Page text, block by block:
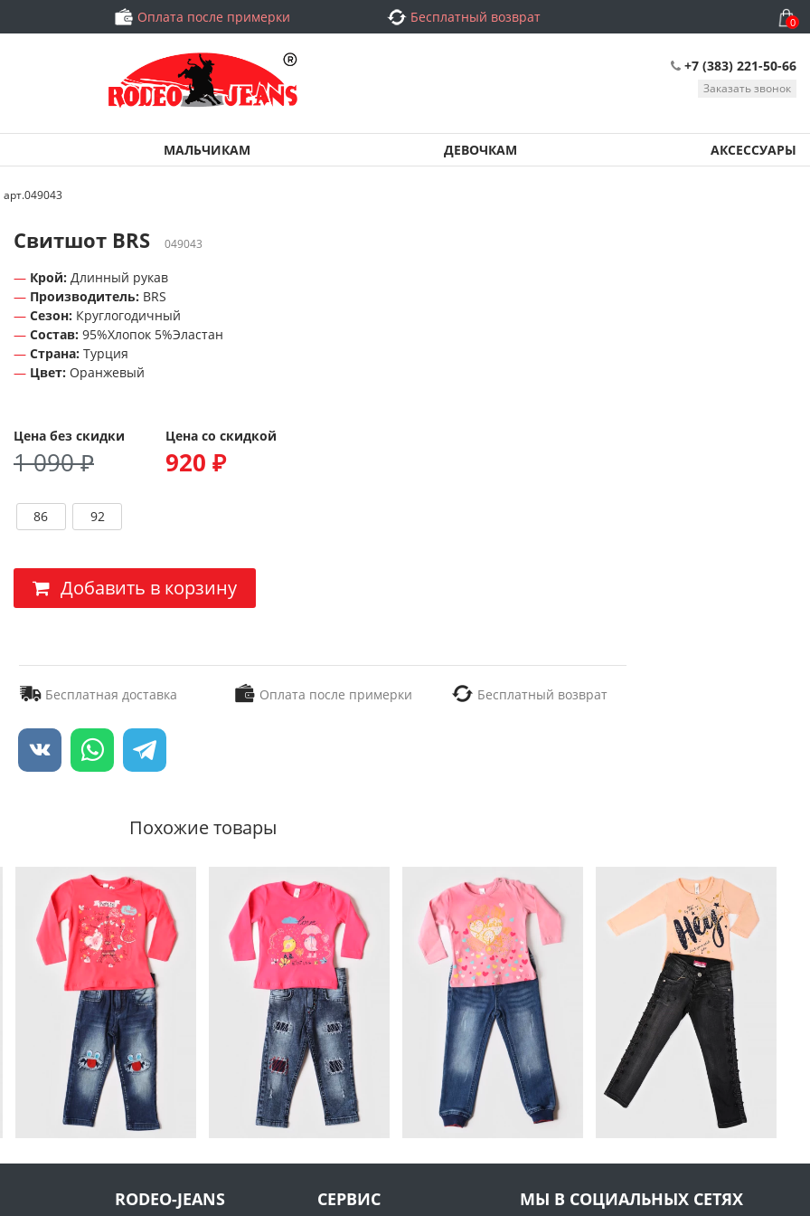
Оплата после примерки Бесплатный возврат 0
+7 (383) 221-50-66
Заказать звонок
МАЛЬЧИКАМ ДЕВОЧКАМ АКСЕССУАРЫ
Свитшот BRS 049043
Крой: Длинный рукав
Производитель: BRS
Сезон: Круглогодичный
Состав: 95%Хлопок 5%Эластан
Страна: Турция
Цвет: Оранжевый
Цена без скидки
1 090 ₽
Цена со скидкой
920 ₽
86 92
Добавить в корзину
Бесплатная доставка Оплата после примерки Бесплатный возврат
Похожие товары
RODEO-JEANS СЕРВИС МЫ В СОЦИАЛЬНЫХ СЕТЯХ